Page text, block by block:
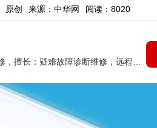
原创 来源：中华网 阅读：8020